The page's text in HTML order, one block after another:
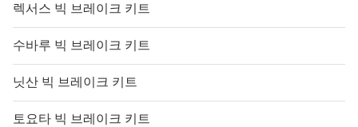
렉서스 빅 브레이크 키트
수바루 빅 브레이크 키트
닛산 빅 브레이크 키트
토요타 빅 브레이크 키트